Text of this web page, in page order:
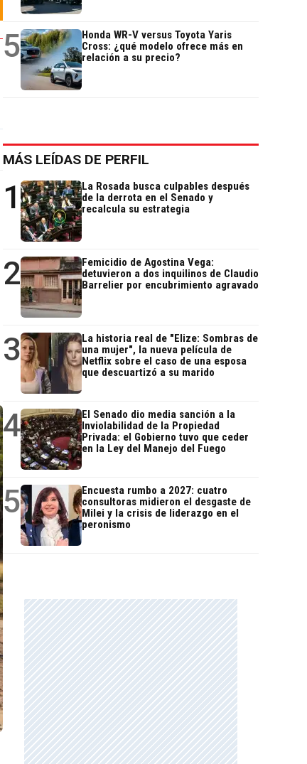
5
Honda WR-V versus Toyota Yaris
Cross: ¿qué modelo ofrece más en
relación a su precio?
MÁS LEÍDAS DE PERFIL
1
La Rosada busca culpables después
de la derrota en el Senado y
recalcula su estrategia
2
Femicidio de Agostina Vega:
detuvieron a dos inquilinos de Claudio
Barrelier por encubrimiento agravado
3
La historia real de "Elize: Sombras de
una mujer", la nueva película de
Netflix sobre el caso de una esposa
que descuartizó a su marido
4
El Senado dio media sanción a la
Inviolabilidad de la Propiedad
Privada: el Gobierno tuvo que ceder
en la Ley del Manejo del Fuego
5
Encuesta rumbo a 2027: cuatro
consultoras midieron el desgaste de
Milei y la crisis de liderazgo en el
peronismo